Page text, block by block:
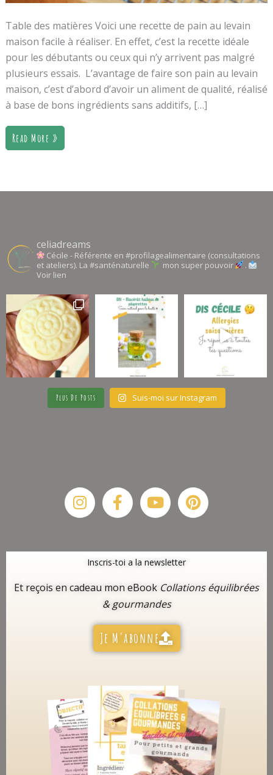
Table des matières Voici une recette de pain au levain
maison facile à réaliser. En effet, c’est la recette idéale
pour les débutants ou ceux qui n’y arrivent pas malgré
plusieurs essais. L’avantage de faire son pain au levain
maison, c’est d’abord d’avoir un aliment de qualité, réalisé
à base de bons ingrédients sans additifs, […]
Read More »
celiadreams
Cécile - Référente en #profilagealimentaire (consultations
et ateliers). La #santénaturelle
mon super pouvoir
.
Voir lien
Plus De Posts Suis-moi sur Instagram
InstagramFacebook-
f
YoutubePinterest
Inscris-toi a la newsletter
Et reçois en cadeau mon eBook Collations équilibrées
& gourmandes
Je M'abonne